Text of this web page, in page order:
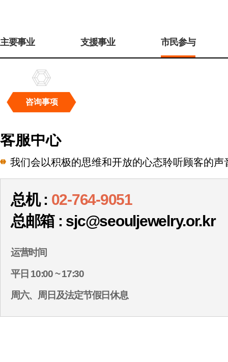
메
主要事业 支援事业 市民参与
咨询事项
事
客服中心
我们会以积极的思维和开放的心态聆听顾客的声
总机 : 02-764-9051
总邮箱 : sjc@seouljewelry.or.kr
运营时间
平日 10:00 ~ 17:30
周六、周日及法定节假日休息